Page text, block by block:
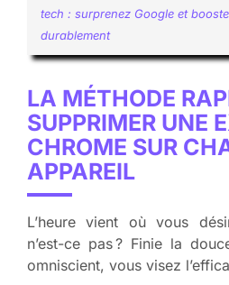
tech : surprenez Google et
durablement
LA MÉTHODE
SUPPRIMER UNE
CHROME SUR
APPAREIL
L’heure vient où vous
n’est-ce pas ? Finie la
omniscient, vous visez